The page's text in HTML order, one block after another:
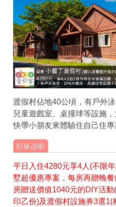
渡假村佔地40公頃，有戶外
兒童遊戲室、桌撞球等設施
快帶小朋友來體驗住自己住專
平日入住4280元享4人(不限
墅超優惠專案，每房再贈晚
房贈送價值1040元的DIY活
印乙份)及渡假村設施券3選